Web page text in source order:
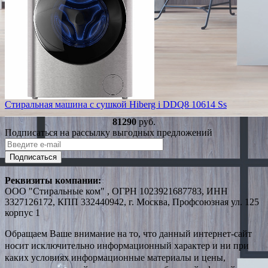
Стиральная машина с сушкой Hiberg i DDQ8 10614 Ss
81290 руб.
Подписаться на рассылку выгодных предложений
Подписаться
Реквизиты компании:
ООО "Стиральные ком" , ОГРН 1023921687783, ИНН
3327126172, КПП 332440942, г. Москва, Профсоюзная ул. 125
корпус 1
Обращаем Ваше внимание на то, что данный интернет-сайт
носит исключительно информационный характер и ни при
каких условиях информационные материалы и цены,